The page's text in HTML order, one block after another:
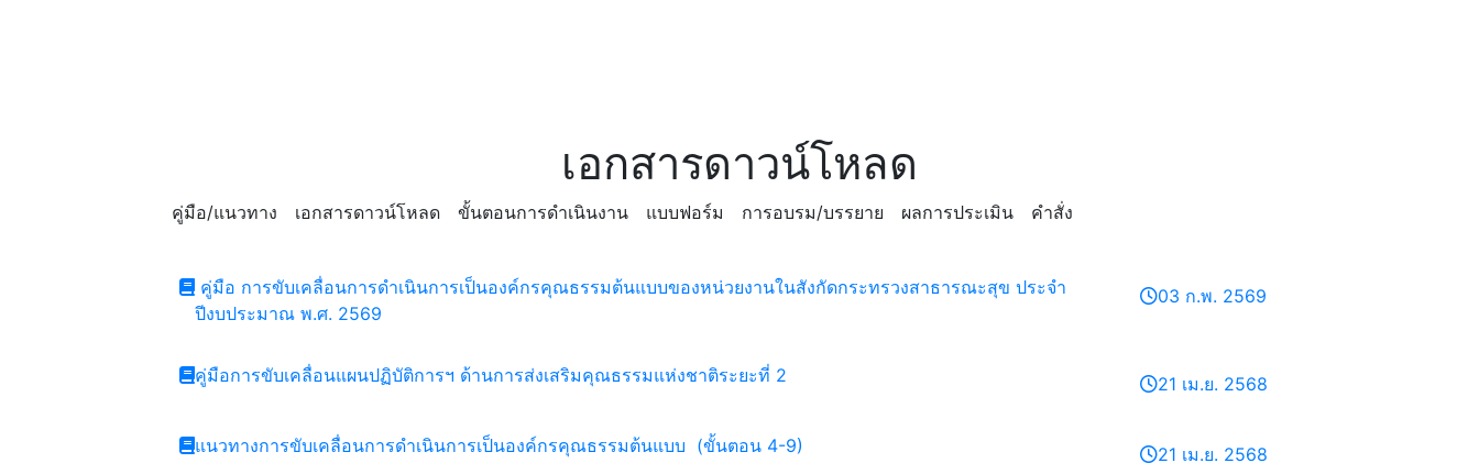
เอกสารดาวน์โหลด
คู่มือ/แนวทาง เอกสารดาวน์โหลด ขั้นตอนการดำเนินงาน แบบฟอร์ม การอบรม/บรรยาย ผลการประเมิน คำสั่ง
คู่มือ การขับเคลื่อนการดำเนินการเป็นองค์กรคุณธรรมต้นแบบของหน่วยงานในสังกัดกระทรวงสาธารณะสุข ประจำ
ปีงบประมาณ พ.ศ. 2569
03 ก.พ. 2569
คู่มือการขับเคลื่อนแผนปฏิบัติการฯ ด้านการส่งเสริมคุณธรรมแห่งชาติระยะที่ 2 21 เม.ย. 2568
แนวทางการขับเคลื่อนการดำเนินการเป็นองค์กรคุณธรรมต้นแบบ (ขั้นตอน 4-9) 21 เม.ย. 2568